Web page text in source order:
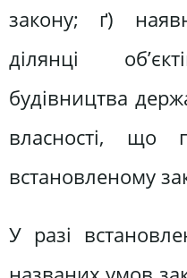
закону; ґ)
ділянці
будівництва
власності, що
встановленому
У разі